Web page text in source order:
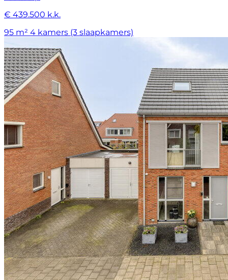
€ 439.500 k.k.
95 m² 4 kamers (3 slaapkamers)